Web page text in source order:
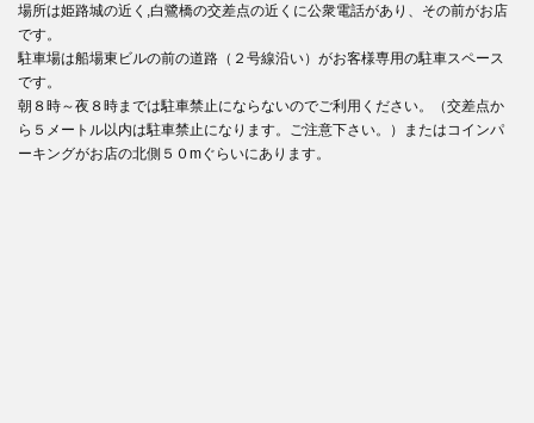
場所は姫路城の近く,白鷺橋の交差点の近くに公衆電話があり、その前がお店
です。
駐車場は船場東ビルの前の道路（２号線沿い）がお客様専用の駐車スペース
です。
朝８時～夜８時までは駐車禁止にならないのでご利用ください。（交差点か
ら５メートル以内は駐車禁止になります。ご注意下さい。）またはコインパ
ーキングがお店の北側５０mぐらいにあります。